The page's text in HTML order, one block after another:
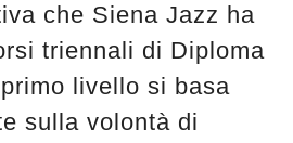
che Siena Jazz ha
triennali di Diploma
livello si basa
sulla volontà di